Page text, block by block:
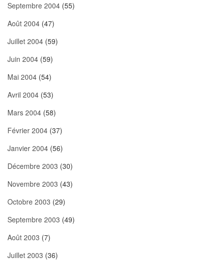
Septembre 2004 (55)
Août 2004 (47)
Juillet 2004 (59)
Juin 2004 (59)
Mai 2004 (54)
Avril 2004 (53)
Mars 2004 (58)
Février 2004 (37)
Janvier 2004 (56)
Décembre 2003 (30)
Novembre 2003 (43)
Octobre 2003 (29)
Septembre 2003 (49)
Août 2003 (7)
Juillet 2003 (36)